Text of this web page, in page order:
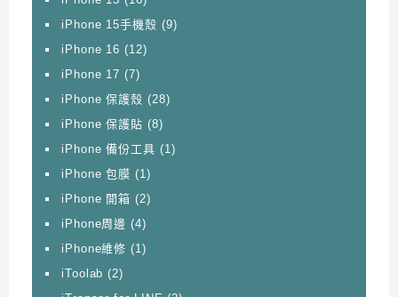
iPhone 15手機殼 (9)
iPhone 16 (12)
iPhone 17 (7)
iPhone 保護殼 (28)
iPhone 保護貼 (8)
iPhone 備份工具 (1)
iPhone 包膜 (1)
iPhone 開箱 (2)
iPhone周邊 (4)
iPhone維修 (1)
iToolab (2)